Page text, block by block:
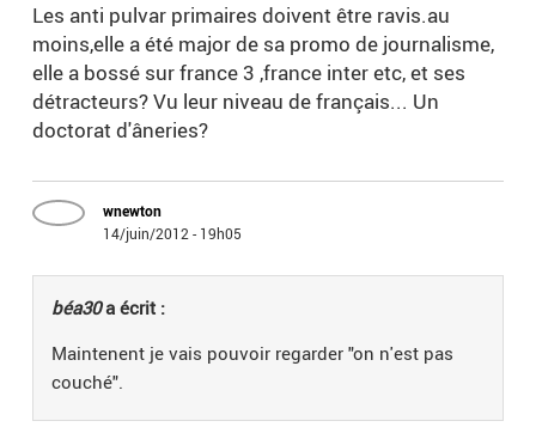
Les anti pulvar primaires doivent être ravis.au
moins,elle a été major de sa promo de journalisme,
elle a bossé sur france 3 ,france inter etc, et ses
détracteurs? Vu leur niveau de français... Un
doctorat d'âneries?
wnewton
14/juin/2012 - 19h05
béa30a écrit :
Maintenent je vais pouvoir regarder "on n'est pas
couché".